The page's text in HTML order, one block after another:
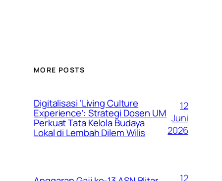
MORE POSTS
Digitalisasi ‘Living Culture
Experience’: Strategi Dosen UM
Perkuat Tata Kelola Budaya
Lokal di Lembah Dilem Wilis
12
Juni
2026
12